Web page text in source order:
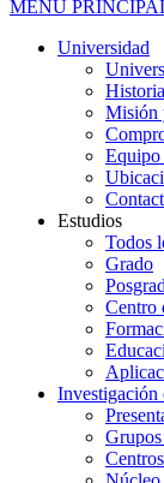
MENU
Universidad
Historia
Misión
Equipo
Estudios
Todos
Grado
Centro
Investigación